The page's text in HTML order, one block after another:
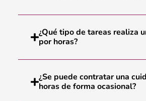
¿Qué tipo de tareas realiza
por horas?
¿Se puede contratar una
horas de forma ocasional?